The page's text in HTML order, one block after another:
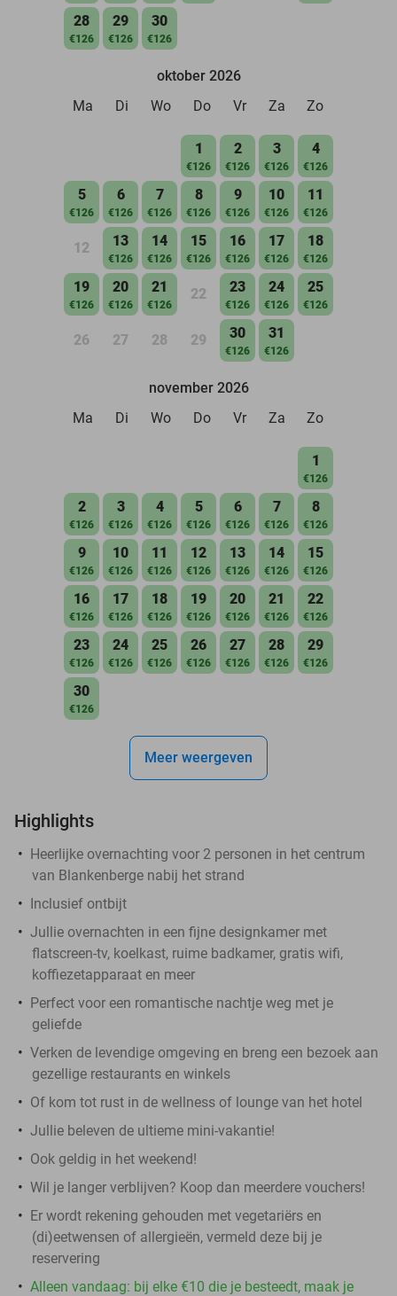
28
€126
29
€126
30
€126
oktober 2026
Ma
Di Wo Do Vr Za Zo
1
€126
2
€126
3
€126
4
€126
5
€126
6
€126
7
€126
8
€126
9
€126
10
€126
11
€126
12 13
€126
14
€126
15
€126
16
€126
17
€126
18
€126
19
€126
20
€126
21
€126
22 23
€126
24
€126
25
€126
26 27 28 29 30
€126
31
€126
november 2026
Ma
Di Wo Do Vr Za Zo
1
€126
2
€126
3
€126
4
€126
5
€126
6
€126
7
€126
8
€126
9
€126
10
€126
11
€126
12
€126
13
€126
14
€126
15
€126
16
€126
17
€126
18
€126
19
€126
20
€126
21
€126
22
€126
23
€126
24
€126
25
€126
26
€126
27
€126
28
€126
29
€126
30
€126
Meer weergeven
Highlights
Heerlijke overnachting voor 2 personen in het centrum
van Blankenberge nabij het strand
Inclusief ontbijt
Jullie overnachten in een fijne designkamer met
flatscreen-tv, koelkast, ruime badkamer, gratis wifi,
koffiezetapparaat en meer
Perfect voor een romantische nachtje weg met je
geliefde
Verken de levendige omgeving en breng een bezoek aan
gezellige restaurants en winkels
Of kom tot rust in de wellness of lounge van het hotel
Jullie beleven de ultieme mini-vakantie!
Ook geldig in het weekend!
Wil je langer verblijven? Koop dan meerdere vouchers!
Er wordt rekening gehouden met vegetariërs en
(di)eetwensen of allergieën, vermeld deze bij je
reservering
Alleen vandaag: bij elke €10 die je besteedt, maak je